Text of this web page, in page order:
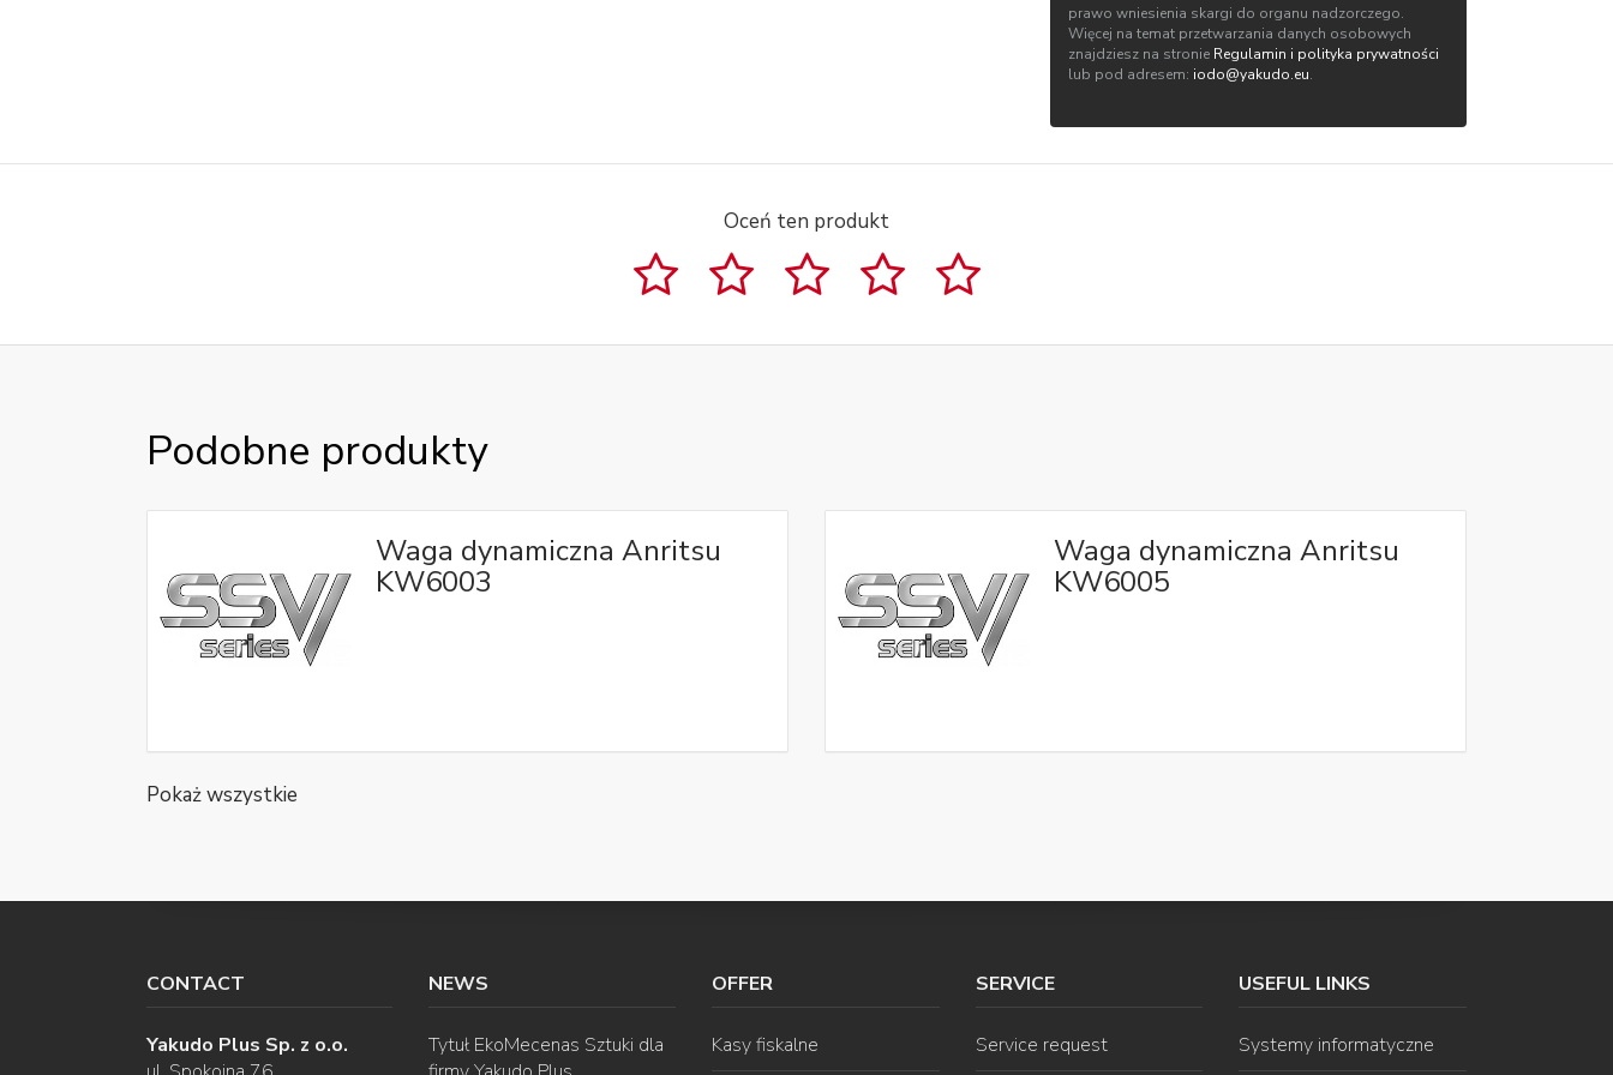
prawo wniesienia skargi do organu nadzorczego.
Więcej na temat przetwarzania danych osobowych
znajdziesz na stronie Regulamin i polityka prywatności
lub pod adresem: iodo@yakudo.eu.
Oceń ten produkt
Podobne produkty
Waga dynamiczna Anritsu
KW6003
Waga dynamiczna Anritsu
KW6005
Pokaż wszystkie
CONTACT
Yakudo Plus Sp. z o.o.
NEWS
Tytuł EkoMecenas Sztuki dla
OFFER
Kasy fiskalne
SERVICE
Service request
USEFUL LINKS
Systemy informatyczne